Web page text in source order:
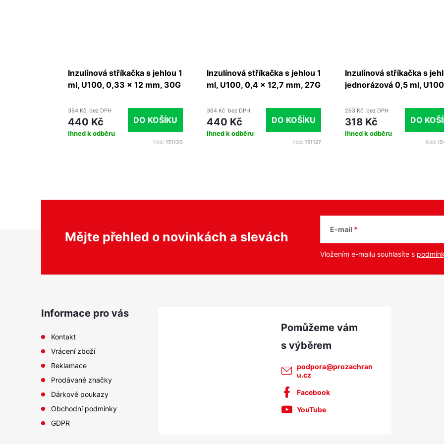
Inzulínová stříkačka s jehlou 1
ml, U100, 0,33 x 12 mm, 30G
364 Kč bez DPH
440 Kč
Ihned k odběru
DO KOŠÍKU
Kód: 151130
Inzulínová stříkačka s jehlou 1
ml, U100, 0,4 x 12,7 mm, 27G
364 Kč bez DPH
440 Kč
Ihned k odběru
DO KOŠÍKU
Kód: 151127
Inzulínová stříkačka s
jednorázová 0,5 ml,
100 ks
263 Kč bez DPH
318 Kč
Ihned k odběru
DO
Kód:
Mějte přehled o novinkách a slevách
E-mail
Vložením e-mailu souhlasíte s
Informace pro vás
Kontakt
Vrácení zboží
Reklamace
Prodávané značky
Dárkové poukazy
Obchodní podmínky
GDPR
podpora@prozachran
u.cz
Facebook
YouTube